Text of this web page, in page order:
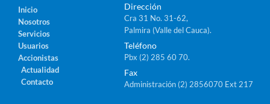
Inicio
Nosotros
Servicios
Usuarios
Accionistas
Actualidad
Contacto
Dirección
Cra 31 No. 31-62,
Palmira (Valle del Cauca).
Teléfono
Pbx (2) 285 60 70.
Fax
Administración (2) 2856070 Ext 217